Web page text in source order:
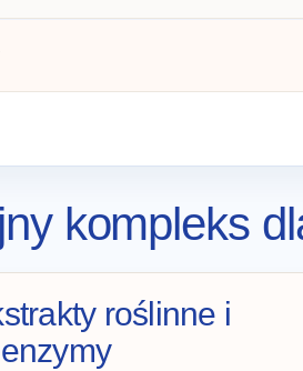
kompleks
roślinne i